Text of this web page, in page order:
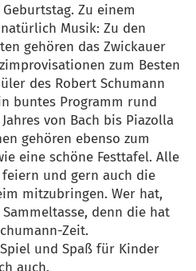
Zu einem
Musik: Zu den
gehören das Zwickauer
zum Besten
des Robert Schumann
buntes Programm rund
von Bach bis Piazolla
gehören ebenso zum
eine schöne Festtafel. Alle
und gern auch die
mitzubringen. Wer hat,
denn die hat
Zeit.
und Spaß für Kinder